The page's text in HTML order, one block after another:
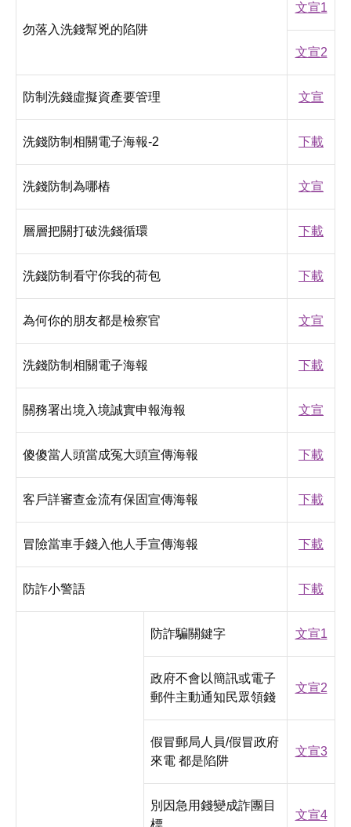
勿落入洗錢幫兇的陷阱
文宣1
文宣2
防制洗錢虛擬資產要管理 文宣
洗錢防制相關電子海報-2 下載
洗錢防制為哪樁 文宣
層層把關打破洗錢循環 下載
洗錢防制看守你我的荷包 下載
為何你的朋友都是檢察官 文宣
洗錢防制相關電子海報 下載
關務署出境入境誠實申報海報 文宣
傻傻當人頭當成冤大頭宣傳海報 下載
客戶詳審查金流有保固宣傳海報 下載
冒險當車手錢入他人手宣傳海報 下載
防詐小警語 下載
防詐騙關鍵字 文宣1
政府不會以簡訊或電子
郵件主動通知民眾領錢
文宣2
假冒郵局人員/假冒政府
來電 都是陷阱
文宣3
別因急用錢變成詐團目
標
文宣4